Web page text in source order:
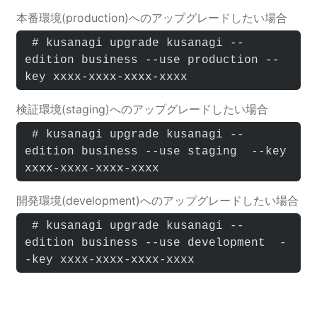
本番環境(production)へのアップグレードしたい場合
edition business --use production --
key xxxx-xxxx-xxxx-xxxx
検証環境(staging)へのアップグレードしたい場合
edition business --use staging  --key
xxxx-xxxx-xxxx-xxxx
開発環境(development)へのアップグレードしたい場合
edition business --use development  -
-key xxxx-xxxx-xxxx-xxxx